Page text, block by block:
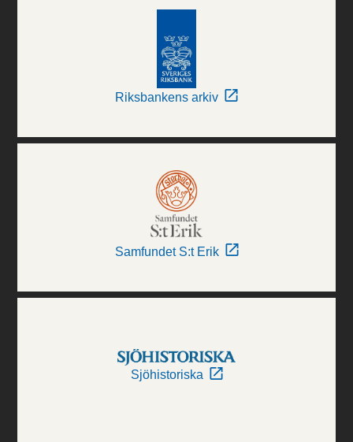
Riksbankens arkiv
Samfundet S:t Erik
Sjöhistoriska